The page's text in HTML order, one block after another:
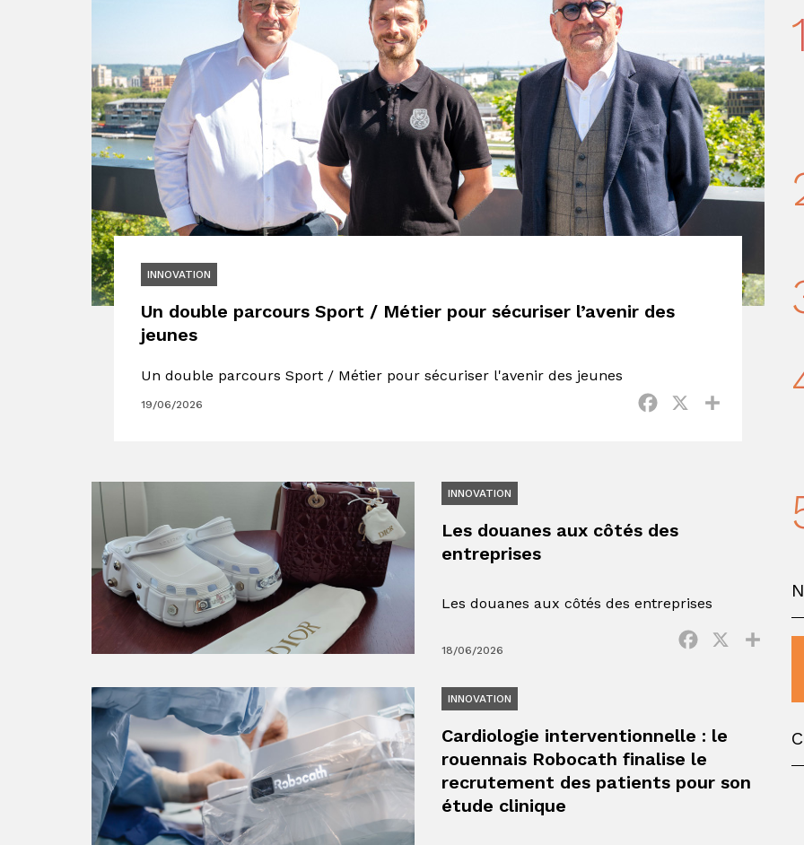
INNOVATION
Un double parcours Sport / Métier pour sécuriser l’avenir des
jeunes
Un double parcours Sport / Métier pour sécuriser l'avenir des jeunes
19/06/2026 Facebook
INNOVATION
Les douanes aux côtés des
entreprises
Les douanes aux côtés des entreprises
18/06/2026
Facebook
INNOVATION
Cardiologie interventionnelle : le
rouennais Robocath finalise le
recrutement des patients pour son
étude clinique
1